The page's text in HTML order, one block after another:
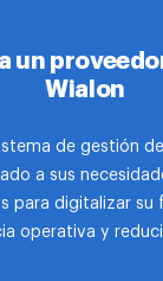
un
Wialon
de gestión
a sus
para digitalizar su
operativa y